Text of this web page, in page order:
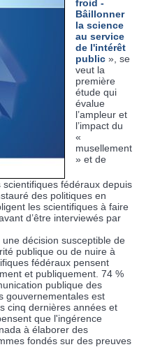
froid -
Bâillonner
la science
au service
de l'intérêt
public », se
veut la
première
étude qui
évalue
l’ampleur et
l’impact du
«
musellement
» et de
scientifiques fédéraux depuis
des politiques en
les scientifiques à faire
d’être interviewés par
décision susceptible de
publique ou de nuire à
fédéraux pensent
et publiquement. 74 %
publique des
gouvernementales est
cinq dernières années et
que l'ingérence
à élaborer des
fondés sur des preuves